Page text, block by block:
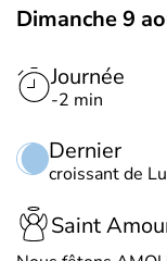
Dimanche 9
Journée
-2 min
Dernier
croissant de
Saint